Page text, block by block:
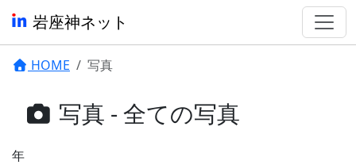
岩座神ネット
HOME 写真
写真 - 全ての写真
年